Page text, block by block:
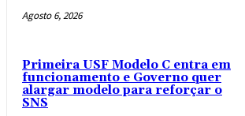
Agosto 6, 2026
Primeira USF Modelo C entra em
funcionamento e Governo quer
alargar modelo para reforçar o
SNS